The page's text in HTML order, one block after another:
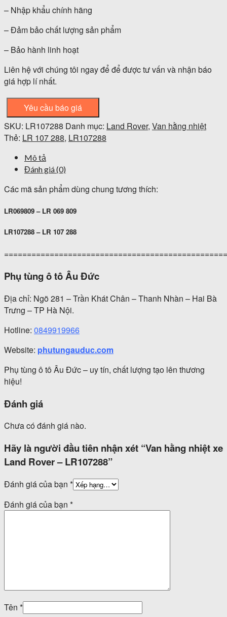
– Nhập khẩu chính hãng
– Đảm bảo chất lượng sản phẩm
– Bảo hành linh hoạt
Liên hệ với chúng tôi ngay để để được tư vấn và nhận báo
giá hợp lí nhất.
Yêu cầu báo giá
SKU: LR107288 Danh mục: Land Rover, Van hằng nhiệt
Thẻ: LR 107 288, LR107288
Mô tả
Đánh giá (0)
Các mã sản phẩm dùng chung tương thích:
LR069809 – LR 069 809
LR107288 – LR 107 288
Phụ tùng ô tô Âu Đức
Địa chỉ: Ngõ 281 – Trần Khát Chân – Thanh Nhàn – Hai Bà
Trưng – TP Hà Nội.
Hotline: 0849919966
Website: phutungauduc.com
Phụ tùng ô tô Âu Đức – uy tín, chất lượng tạo lên thương
hiệu!
Đánh giá
Chưa có đánh giá nào.
Hãy là người đầu tiên nhận xét “Van hằng nhiệt xe
Land Rover – LR107288”
Đánh giá của bạn *
Đánh giá của bạn *
Tên *